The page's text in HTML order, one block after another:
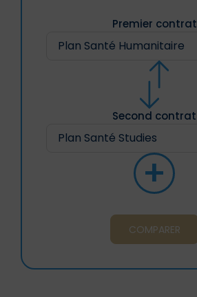
Premier contrat
Second contrat
+
COMPARER